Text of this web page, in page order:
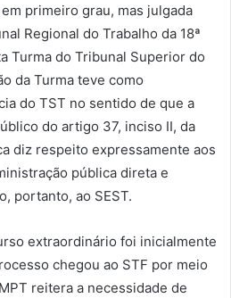
primeiro grau, mas julgada
Regional do Trabalho da 18ª
Turma do Tribunal Superior do
da Turma teve como
do TST no sentido de que a
do artigo 37, inciso II, da
diz respeito expressamente aos
pública direta e
portanto, ao SEST.
extraordinário foi inicialmente
chegou ao STF por meio
reitera a necessidade de